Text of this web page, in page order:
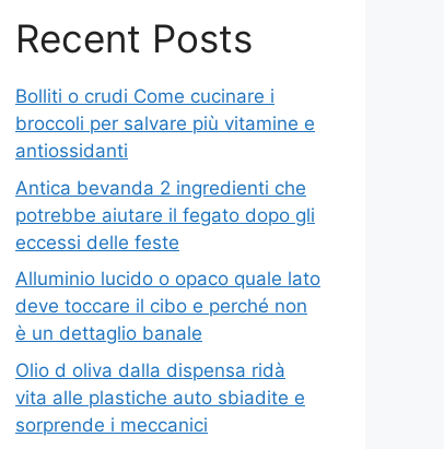
Recent Posts
Bolliti o crudi Come cucinare i
broccoli per salvare più vitamine e
antiossidanti
Antica bevanda 2 ingredienti che
potrebbe aiutare il fegato dopo gli
eccessi delle feste
Alluminio lucido o opaco quale lato
deve toccare il cibo e perché non
è un dettaglio banale
Olio d oliva dalla dispensa ridà
vita alle plastiche auto sbiadite e
sorprende i meccanici